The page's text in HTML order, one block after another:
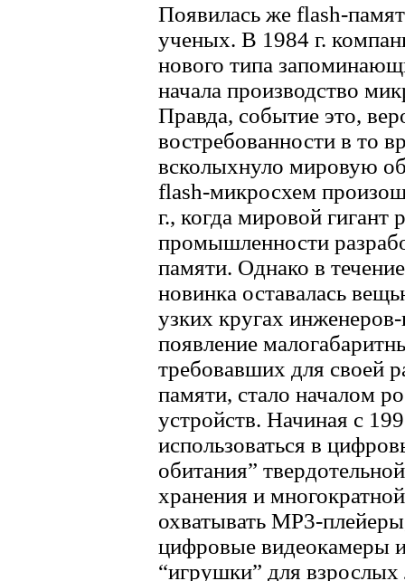
Появилась же flash-
ученых. В 1984 г.
нового типа
начала производство
Правда, событие это,
востребованности в то
всколыхнуло мировую
flash-микросхем
г., когда мировой гигант
промышленности
памяти. Однако в
новинка оставалась
узких кругах
появление
требовавших для своей
памяти, стало началом
устройств. Начиная с
использоваться в
обитания”
хранения и
охватывать MP3-
цифровые видеокамеры
“игрушки” для